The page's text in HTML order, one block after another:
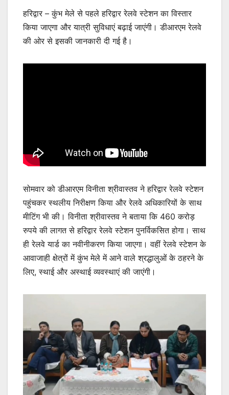
हरिद्वार – कुंभ मेले से पहले हरिद्वार रेलवे स्टेशन का विस्तार
किया जाएगा और यात्री सुविधाएं बढ़ाई जाएंगी। डीआरएम रेलवे
की ओर से इसकी जानकारी दी गई है।
सोमवार को डीआरएम विनीता श्रीवास्तव ने हरिद्वार रेलवे स्टेशन
पहुंचकर स्थलीय निरीक्षण किया और रेलवे अधिकारियों के साथ
मीटिंग भी की। विनीता श्रीवास्तव ने बताया कि 460 करोड़
रुपये की लागत से हरिद्वार रेलवे स्टेशन पुनर्विकसित होगा। साथ
ही रेलवे यार्ड का नवीनीकरण किया जाएगा। वहीं रेलवे स्टेशन के
आवाजाही क्षेत्रों में कुंभ मेले में आने वाले श्रद्धालुओं के ठहरने के
लिए, स्थाई और अस्थाई व्यवस्थाएं की जाएंगी।